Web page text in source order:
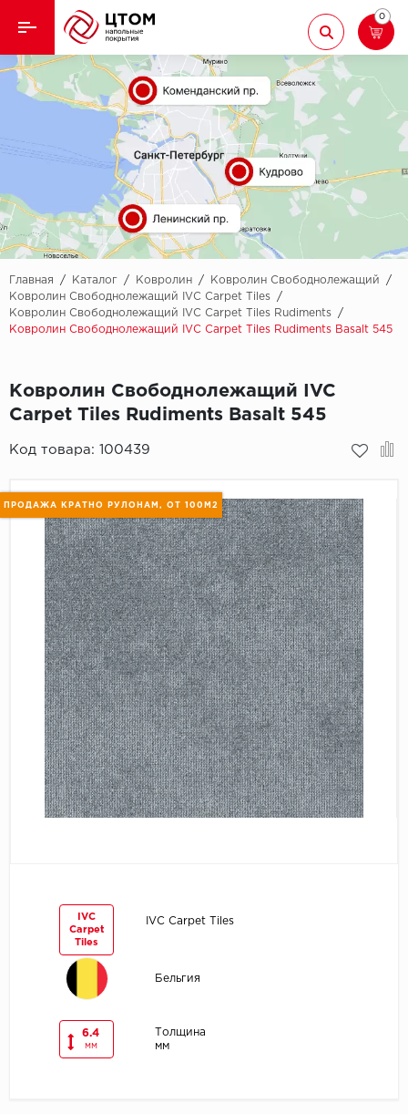
Назад
Кварцвиниловая плитка
Назад
Aberhof
Adelar
Alfa
AllureFloor
Alpine floor
Aquamax
Classen
CorkArt Vinyl
CronaFloor
Damy Floor
Decoria
Dolce Flooring
ECO Parquet
EcoClick
Ламинат
Ковролин
Линолеум
Паркет
Паркетная доска
Подложка
0
Главная / Каталог / Ковролин / Ковролин Свободнолежащий
/
Ковролин Свободнолежащий IVC Carpet Tiles
/
Ковролин Свободнолежащий IVC Carpet Tiles Rudiments
/
Ковролин Свободнолежащий IVC Carpet Tiles Rudiments Basalt 545
Ковролин Свободнолежащий IVC
Carpet Tiles Rudiments Basalt 545
Код товара: 100439
ПРОДАЖА КРАТНО РУЛОНАМ, ОТ 100М2
IVC
Carpet
Tiles
IVC Carpet Tiles
Бельгия
6.4
мм
Толщина
мм